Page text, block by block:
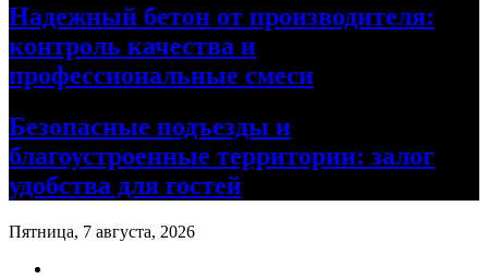
Надежный бетон от производителя:
контроль качества и
профессиональные смеси
Безопасные подъезды и
благоустроенные территории: залог
удобства для гостей
Пятница, 7 августа, 2026